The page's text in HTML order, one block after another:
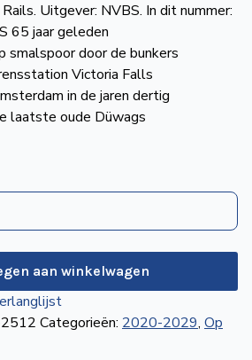
Uitgever: NVBS. In dit nummer:
65 jaar geleden
smalspoor door de bunkers
Victoria Falls
in de jaren dertig
laatste oude Düwags
aan winkelwagen
Categorieën: 2020-2029, Op